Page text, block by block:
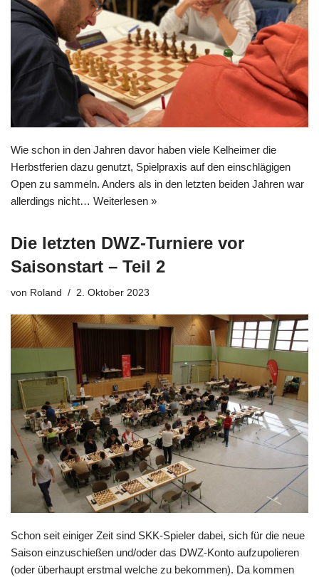
Wie schon in den Jahren davor haben viele Kelheimer die
Herbstferien dazu genutzt, Spielpraxis auf den einschlägigen
Open zu sammeln. Anders als in den letzten beiden Jahren war
allerdings nicht… Weiterlesen »
Die letzten DWZ-Turniere vor
Saisonstart – Teil 2
von Roland 2. Oktober 2023
Schon seit einiger Zeit sind SKK-Spieler dabei, sich für die neue
Saison einzuschießen und/oder das DWZ-Konto aufzupolieren
(oder überhaupt erstmal welche zu bekommen). Da kommen